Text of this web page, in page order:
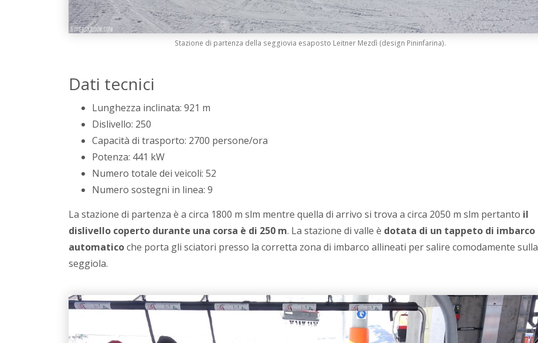
Stazione di partenza della seggiovia esaposto Leitner Mezdì (design Pininfarina).
Dati tecnici
Lunghezza inclinata: 921 m
Dislivello: 250
Capacità di trasporto: 2700 persone/ora
Potenza: 441 kW
Numero totale dei veicoli: 52
Numero sostegni in linea: 9
La stazione di partenza è a circa 1800 m slm mentre quella di arrivo si trova a circa 2050 m slm pertanto il
dislivello coperto durante una corsa è di 250 m. La stazione di valle è dotata di un tappeto di imbarco
automaticoche porta gli sciatori presso la corretta zona di imbarco allineati per salire comodamente sulla
seggiola.